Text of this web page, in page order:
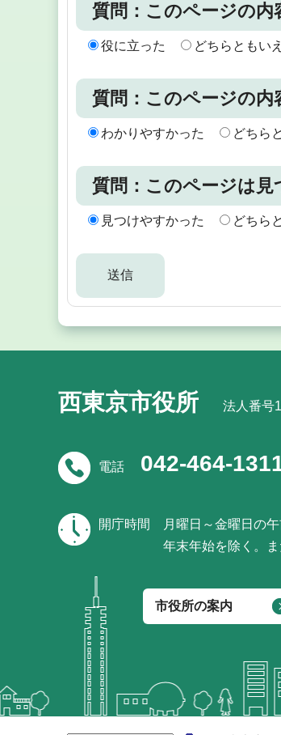
質問：このページの内
役に立った どちらともい
質問：このページの
わかりやすかった どちら
質問：このページは
見つけやすかった どちら
西東京市役所 法人番号
電話 042-464-
開庁時間
月曜日～金曜日の
年末年始を除く。
市役所の案内